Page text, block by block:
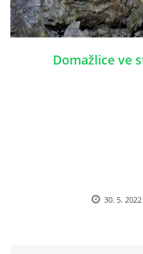
ODKAZY
Domažlice ve
30. 5. 2022